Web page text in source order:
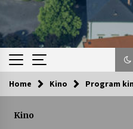
Kam za
Home Kino Program
Kino